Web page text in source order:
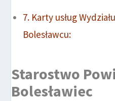
Karty usług
Bolesławcu:
Starostwo
Bolesławiec